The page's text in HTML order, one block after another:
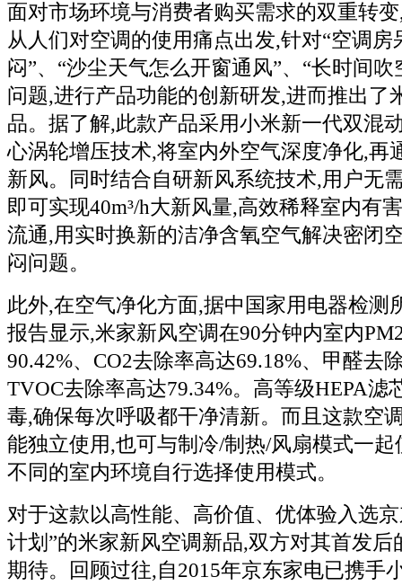
面对市场环境与消费者购买需求的双重转
从人们对空调的使用痛点出发,针对“空调房
闷”、“沙尘天气怎么开窗通风”、“长时间
问题,进行产品功能的创新研发,进而推出了
品。据了解,此款产品采用小米新一代双混
心涡轮增压技术,将室内外空气深度净化,再
新风。同时结合自研新风系统技术,用户无
即可实现40m³/h大新风量,高效稀释室内有
流通,用实时换新的洁净含氧空气解决密闭
闷问题。
此外,在空气净化方面,据中国家用电器检测
报告显示,米家新风空调在90分钟内室内
90.42%、CO2去除率高达69.18%、甲醛去
TVOC去除率高达79.34%。高等级HEPA滤
毒,确保每次呼吸都干净清新。而且这款空
能独立使用,也可与制冷/制热/风扇模式一
不同的室内环境自行选择使用模式。
对于这款以高性能、高价值、优体验入选
计划”的米家新风空调新品,双方对其首发后
期待。回顾过往,自2015年京东家电已携手